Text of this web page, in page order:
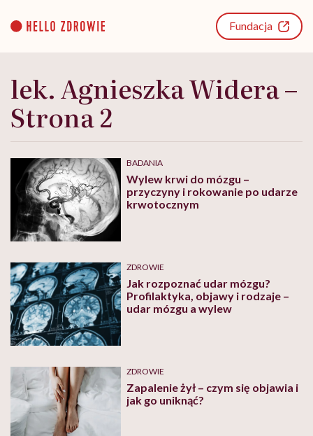
content
Fundacja
lek. Agnieszka Widera –
Strona 2
BADANIA
Wylew krwi do mózgu –
przyczyny i rokowanie po udarze
krwotocznym
ZDROWIE
Jak rozpoznać udar mózgu?
Profilaktyka, objawy i rodzaje –
udar mózgu a wylew
ZDROWIE
Zapalenie żył – czym się objawia i
jak go uniknąć?